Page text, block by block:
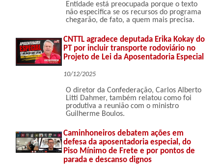
Entidade está preocupada porque o texto
não especifica se os recursos do programa
chegarão, de fato, a quem mais precisa.
CNTTL agradece deputada Erika Kokay do
PT por incluir transporte rodoviário no
Projeto de Lei da Aposentadoria Especial
10/12/2025
O diretor da Confederação, Carlos Alberto
Litti Dahmer, também relatou como foi
produtiva a reunião com o ministro
Guilherme Boulos.
Caminhoneiros debatem ações em
defesa da aposentadoria especial, do
Piso Mínimo de Frete e por pontos de
parada e descanso dignos